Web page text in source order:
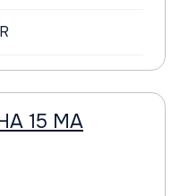
15 MA